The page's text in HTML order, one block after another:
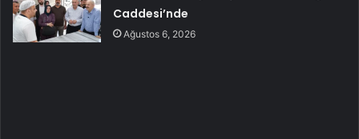
Caddesi’nde
Ağustos 6, 2026